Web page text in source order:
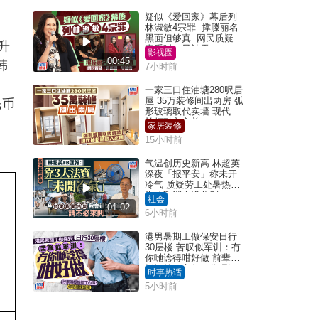
00:45
疑似《爱回家》幕后列
林淑敏4宗罪 撑滕丽名
黑面但够真 网民质疑：
真系咁一早被雪
影视圈
7小时前
一家三口住油塘280呎居
屋 35万装修间出两房 弧
形玻璃取代实墙 现代神
枱柜融入玄关
家居装修
15小时前
01:02
气温创历史新高 林超英
深夜「报平安」称未开
冷气 质疑劳工处暑热警
告「取消也没分别」
社会
6小时前
港男暑期工做保安日行
30层楼 苦叹似军训：冇
你哋谂得咁好做 前辈传
授揾笋工心得：你唔识
拣盘啫｜Juicy叮
时事热话
5小时前